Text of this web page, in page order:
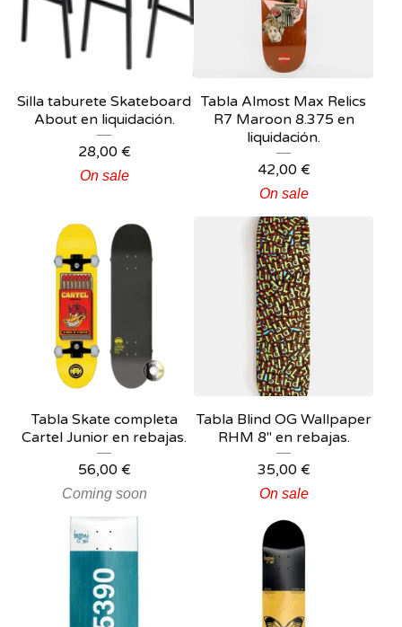
Silla taburete Skateboard
About en liquidación.
28,00 €
On sale
Tabla Almost Max Relics
R7 Maroon 8.375 en
liquidación.
42,00 €
On sale
Tabla Skate completa
Cartel Junior en rebajas.
56,00 €
Coming soon
Tabla Blind OG Wallpaper
RHM 8" en rebajas.
35,00 €
On sale